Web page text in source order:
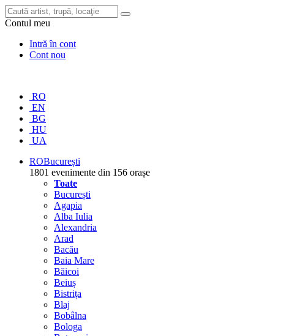
Contul meu
Intră în cont
Cont nou
RO
EN
BG
HU
UA
ROBucurești
1801 evenimente din 156 orașe
Toate
București
Agapia
Alba Iulia
Alexandria
Arad
Bacău
Baia Mare
Băicoi
Beiuș
Bistrița
Blaj
Bobâlna
Bologa